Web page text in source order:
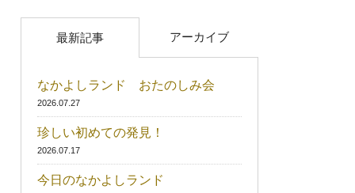
最新記事 アーカイブ
なかよしランド おたのしみ会
2026.07.27
珍しい初めての発見！
2026.07.17
今日のなかよしランド